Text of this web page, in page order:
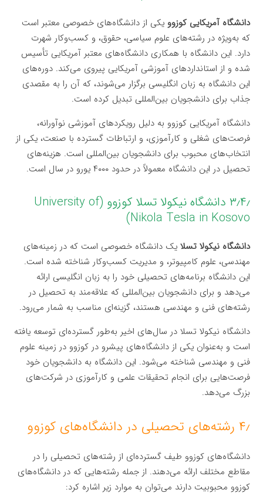
دانشگاه آمریکایی کوزوو یکی از دانشگاه‌های خصوصی معتبر است
که به‌ویژه در رشته‌های علوم سیاسی، حقوق، و کسب‌وکار شهرت
دارد. این دانشگاه با همکاری دانشگاه‌های معتبر آمریکایی تأسیس
شده و از استانداردهای آموزشی آمریکایی پیروی می‌کند. دوره‌های
این دانشگاه به زبان انگلیسی برگزار می‌شوند، که آن را به مقصدی
جذاب برای دانشجویان بین‌المللی تبدیل کرده است.
دانشگاه آمریکایی کوزوو به دلیل رویکردهای آموزشی نوآورانه،
فرصت‌های شغلی و کارآموزی، و ارتباطات گسترده با صنعت، یکی از
انتخاب‌های محبوب برای دانشجویان بین‌المللی است. هزینه‌های
تحصیل در این دانشگاه معمولاً در حدود ۴۰۰۰ یورو در سال است.
۳٫۴٫ دانشگاه نیکولا تسلا کوزوو (University of
Nikola Tesla in Kosovo)
دانشگاه نیکولا تسلا یک دانشگاه خصوصی است که در زمینه‌های
مهندسی، علوم کامپیوتر، و مدیریت کسب‌وکار شناخته شده است.
این دانشگاه برنامه‌های تحصیلی خود را به زبان انگلیسی ارائه
می‌دهد و برای دانشجویان بین‌المللی که علاقه‌مند به تحصیل در
رشته‌های فنی و مهندسی هستند، گزینه‌ای مناسب به شمار می‌رود.
دانشگاه نیکولا تسلا در سال‌های اخیر به‌طور گسترده‌ای توسعه یافته
است و به‌عنوان یکی از دانشگاه‌های پیشرو در کوزوو در زمینه علوم
فنی و مهندسی شناخته می‌شود. این دانشگاه به دانشجویان خود
فرصت‌هایی برای انجام تحقیقات علمی و کارآموزی در شرکت‌های
بزرگ می‌دهد.
۴٫ رشته‌های تحصیلی در دانشگاه‌های کوزوو
دانشگاه‌های کوزوو طیف گسترده‌ای از رشته‌های تحصیلی را در
مقاطع مختلف ارائه می‌دهند. از جمله رشته‌هایی که در دانشگاه‌های
کوزوو محبوبیت دارند می‌توان به موارد زیر اشاره کرد: